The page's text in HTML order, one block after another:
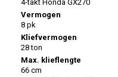
4-takt Honda GX270
Vermogen
8 pk
Kliefvermogen
28 ton
Max. klieflengte
66 cm